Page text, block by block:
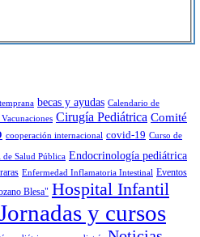
becas y ayudas Calendario de
Cirugía Pediátrica Comité
cooperación internacional covid-19 Curso de
Salud Pública Endocrinología pediátrica
Enfermedad Inflamatoria Intestinal Eventos
Blesa" Hospital Infantil
y cursos